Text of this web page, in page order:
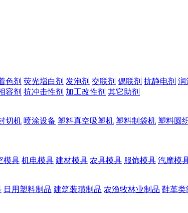
色剂 荧光增白剂 发泡剂 交联剂 偶联剂 抗静电剂 润
容剂 抗冲击性剂 加工改性剂 其它助剂
切机 喷涂设备 塑料真空吸塑机 塑料制袋机 塑料圆
模具 机电模具 建材模具 农具模具 服饰模具 汽摩模
日用塑料制品 建筑装璜制品 农渔牧林业制品 鞋革类